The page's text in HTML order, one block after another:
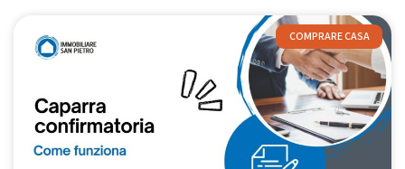
COMPRARE CASA